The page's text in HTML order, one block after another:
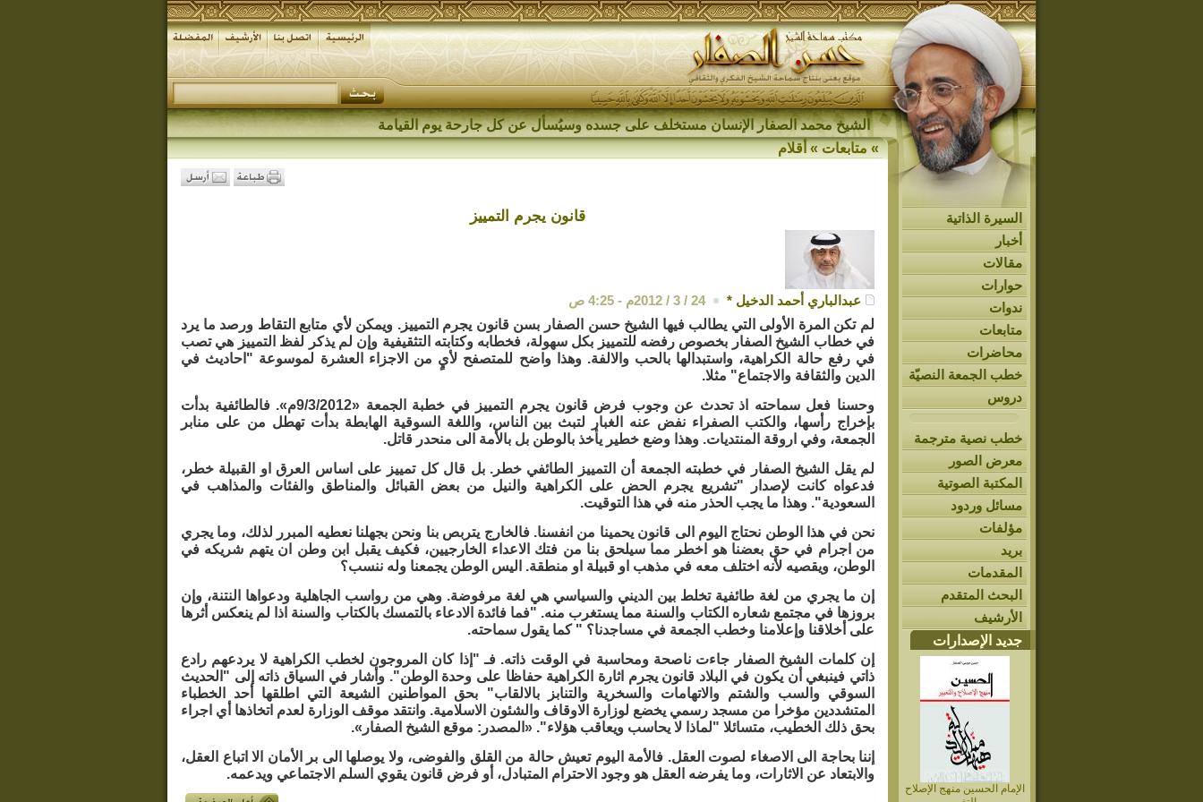
الشيخ محمد الصفار الإنسان مستخلف على جسده وسيُسأل عن كل جارحة يوم القيامة
السيرة الذاتية
أخبار
مقالات
حوارات
ندوات
متابعات
محاضرات
خطب الجمعة النصيّة
دروس
خطب نصية مترجمة
معرض الصور
المكتبة الصوتية
مسائل وردود
مؤلفات
بريد
المقدمات
البحث المتقدم
الأرشيف
جديد الإصدارات
الإمام الحسين منهج الإصلاح
»متابعات»أقلام
قانون يجرم التمييز
عبدالباري أحمد الدخيل *
24 / 3 / 2012م - 4:25 ص
لم تكن المرة الأولى التي يطالب فيها الشيخ حسن الصفار بسن قانون يجرم التمييز. ويمكن لأي متابع التقاط ورصد ما يرد
في خطاب الشيخ الصفار بخصوص رفضه للتمييز بكل سهولة، فخطابه وكتابته التثقيفية وإن لم يذكر لفظ التمييز هي تصب
في رفع حالة الكراهية، واستبدالها بالحب والالفة. وهذا واضح للمتصفح لأيٍ من الاجزاء العشرة لموسوعة "احاديث في
الدين والثقافة والاجتماع" مثلا.
وحسنا فعل سماحته اذ تحدث عن وجوب فرض قانون يجرم التمييز في خطبة الجمعة «9/3/2012م». فالطائفية بدأت
بإخراج رأسها، والكتب الصفراء نفض عنه الغبار لتبث بين الناس، واللغة السوقية الهابطة بدأت تهطل من على منابر
الجمعة، وفي اروقة المنتديات. وهذا وضع خطير يأخذ بالوطن بل بالأمة الى منحدر قاتل.
لم يقل الشيخ الصفار في خطبته الجمعة أن التمييز الطائفي خطر. بل قال كل تمييز على اساس العرق او القبيلة خطر،
فدعواه كانت لإصدار "تشريع يجرم الحض على الكراهية والنيل من بعض القبائل والمناطق والفئات والمذاهب في
السعودية". وهذا ما يجب الحذر منه في هذا التوقيت.
نحن في هذا الوطن نحتاج اليوم الى قانون يحمينا من انفسنا. فالخارج يتربص بنا ونحن بجهلنا نعطيه المبرر لذلك، وما يجري
من اجرام في حق بعضنا هو اخطر مما سيلحق بنا من فتك الاعداء الخارجيين، فكيف يقبل ابن وطن ان يتهم شريكه في
الوطن، ويقصيه لأنه اختلف معه في مذهب او قبيلة او منطقة. اليس الوطن يجمعنا وله ننسب؟
إن ما يجري من لغة طائفية تخلط بين الديني والسياسي هي لغة مرفوضة. وهي من رواسب الجاهلية ودعواها النتنة، وإن
بروزها في مجتمع شعاره الكتاب والسنة مما يستغرب منه. "فما فائدة الادعاء بالتمسك بالكتاب والسنة اذا لم ينعكس أثرها
على أخلاقنا وإعلامنا وخطب الجمعة في مساجدنا؟ " كما يقول سماحته.
إن كلمات الشيخ الصفار جاءت ناصحة ومحاسبة في الوقت ذاته. فـ "إذا كان المروجون لخطب الكراهية لا يردعهم رادع
ذاتي فينبغي أن يكون في البلاد قانون يجرم اثارة الكراهية حفاظا على وحدة الوطن". وأشار في السياق ذاته إلى "الحديث
السوقي والسب والشتم والاتهامات والسخرية والتنابز بالالقاب" بحق المواطنين الشيعة التي اطلقها أحد الخطباء
المتشددين مؤخرا من مسجد رسمي يخضع لوزارة الاوقاف والشئون الاسلامية. وانتقد موقف الوزارة لعدم اتخاذها أي اجراء
بحق ذلك الخطيب، متسائلا "لماذا لا يحاسب ويعاقب هؤلاء". «المصدر: موقع الشيخ الصفار».
إننا بحاجة الى الاصغاء لصوت العقل. فالأمة اليوم تعيش حالة من القلق والفوضى، ولا يوصلها الى بر الأمان الا اتباع العقل،
والابتعاد عن الاثارات، وما يفرضه العقل هو وجود الاحترام المتبادل، أو فرض قانون يقوي السلم الاجتماعي ويدعمه.